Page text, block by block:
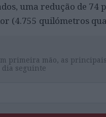
uma redução de 74
(4.755 quilómetros
primeira mão, as
dia seguinte